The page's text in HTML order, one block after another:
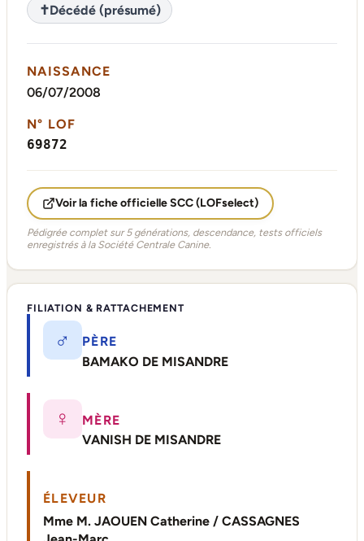
✝Décédé (présumé)
NAISSANCE
06/07/2008
N° LOF
69872
Voir la fiche officielle SCC (LOFselect)
Pédigrée complet sur 5 générations, descendance, tests officiels
enregistrés à la Société Centrale Canine.
FILIATION & RATTACHEMENT
♂
PÈRE
BAMAKO DE MISANDRE
♀
MÈRE
VANISH DE MISANDRE
ÉLEVEUR
Mme M. JAOUEN Catherine / CASSAGNES